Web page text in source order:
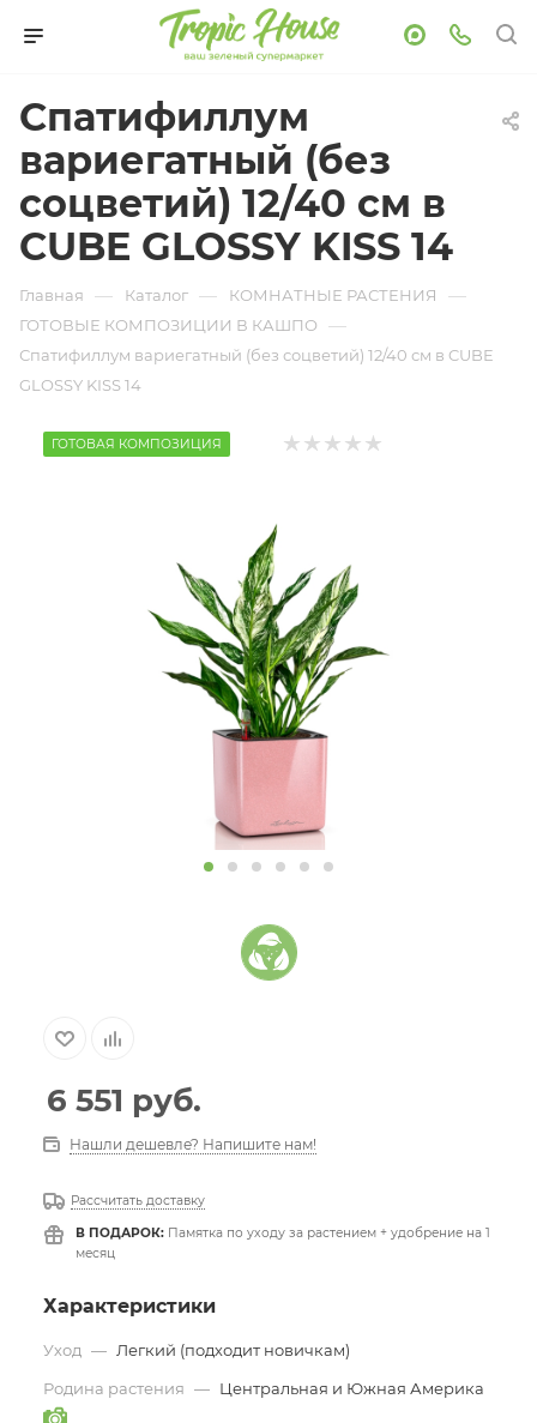
Спатифиллум
вариегатный (без
соцветий) 12/40 см в
CUBE GLOSSY KISS 14
Главная — Каталог — КОМНАТНЫЕ РАСТЕНИЯ —
ГОТОВЫЕ КОМПОЗИЦИИ В КАШПО —
Спатифиллум вариегатный (без соцветий) 12/40 см в CUBE
GLOSSY KISS 14
ГОТОВАЯ КОМПОЗИЦИЯ
6 551 руб.
Нашли дешевле? Напишите нам!
Рассчитать доставку
В ПОДАРОК: Памятка по уходу за растением + удобрение на 1
месяц
Характеристики
Уход — Легкий (подходит новичкам)
Родина растения — Центральная и Южная Америка